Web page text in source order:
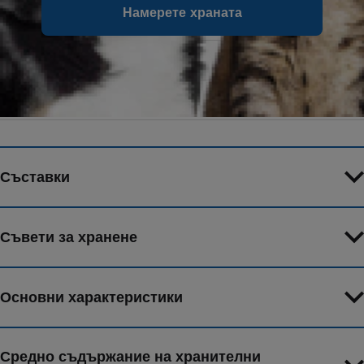
Намерете храната
Форма на храната Мокра храна
Вкус
Размери
Съставки
Съвети за хранене
Основни характеристики
Средно съдържание на хранителни